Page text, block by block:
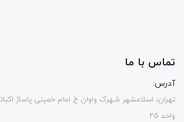
تماس با ما
آدرس:
تهران، اسلامشهر شهرک واوان خ امام خمینی پاساژ
واحد ۲۵